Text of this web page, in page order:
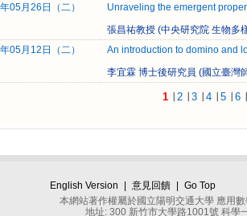
05月26日（二）
Unraveling the emergent
張昌祐教授 (中央研究院 生物多
05月12日（二）
An introduction to domino and
李宜霖 博士後研究員 (國立臺灣
1∣ 2∣ 3∣ 4∣ 5∣ 6∣
English Version 意見回饋
Go Top
本網站著作權屬於國立陽明交通大學 應用
地址: 300 新竹市大學路1001號 科學